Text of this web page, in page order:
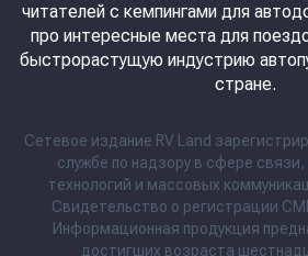
читателей с кемпингами для
про интересные места для
быстрорастущую индустрию
стране.
Сетевое издание RV Land
службе по надзору в сфере
технологий и массовых
Свидетельство о регистрации
Информационная продукция
достигших возраста